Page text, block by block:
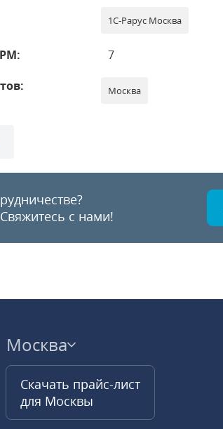
1С-Рарус Москва
7
Москва
Свяжитесь с нами!
Москва
Скачать прайс-лист
для Москвы